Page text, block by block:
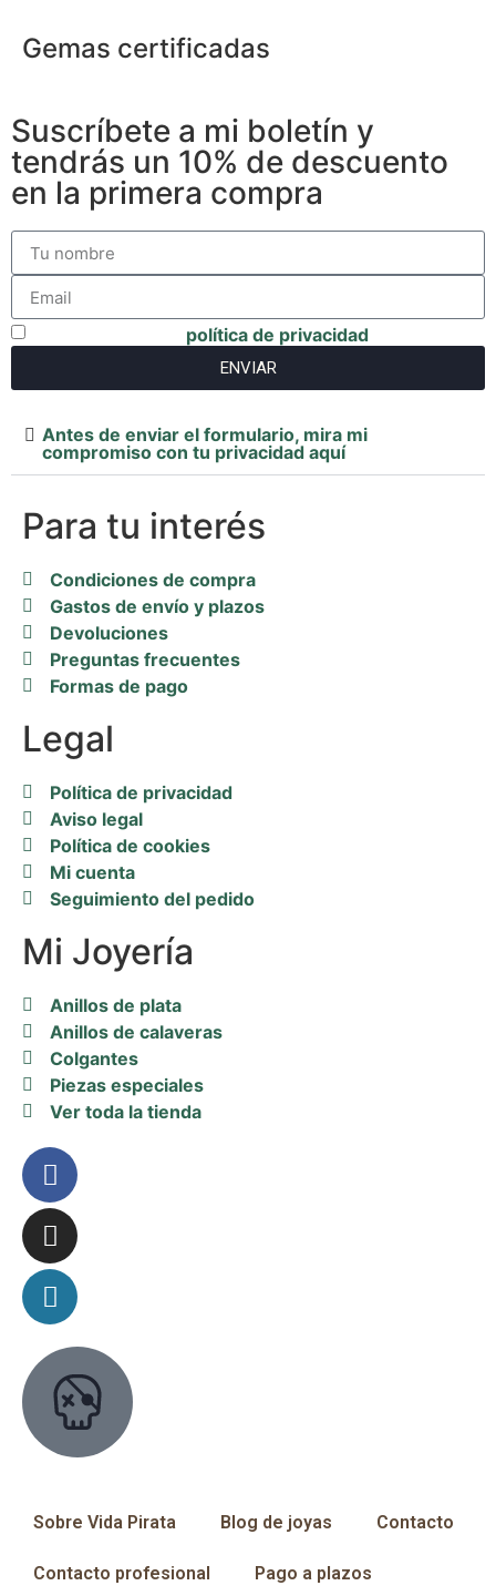
Gemas certificadas
Suscríbete a mi boletín y
tendrás un 10% de descuento
en la primera compra
política de privacidad
ENVIAR
Antes de enviar el formulario, mira mi
compromiso con tu privacidad aquí
Para tu interés
Condiciones de compra
Gastos de envío y plazos
Devoluciones
Preguntas frecuentes
Formas de pago
Legal
Política de privacidad
Aviso legal
Política de cookies
Mi cuenta
Seguimiento del pedido
Mi Joyería
Anillos de plata
Anillos de calaveras
Colgantes
Piezas especiales
Ver toda la tienda
Sobre Vida Pirata Blog de joyas Contacto
Contacto profesional Pago a plazos